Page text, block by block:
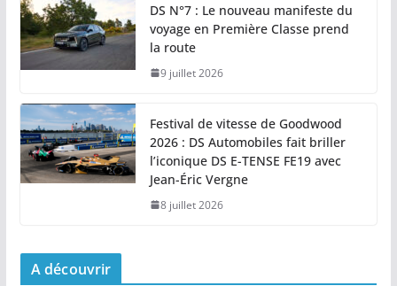
DS N°7 : Le nouveau manifeste du
voyage en Première Classe prend
la route
9 juillet 2026
Festival de vitesse de Goodwood
2026 : DS Automobiles fait briller
l’iconique DS E-TENSE FE19 avec
Jean-Éric Vergne
8 juillet 2026
A découvrir